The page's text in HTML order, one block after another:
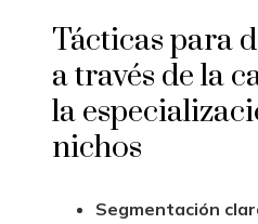
Tácticas para
a través de la
la
nichos
Segmentación